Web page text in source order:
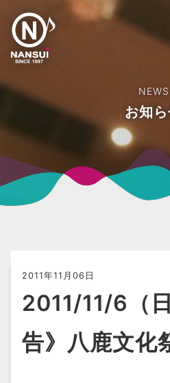
NEWS
お知
2011年11月06日
2011/11/6（
告》八鹿文化